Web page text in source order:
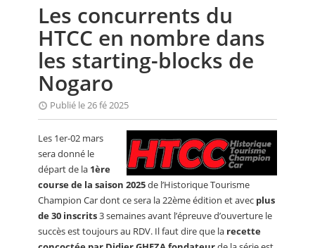
ANNUAIRES
PETITES ANNONCES
Les concurrents du
HTCC en nombre dans
les starting-blocks de
Nogaro
Publié le 26 fé 2025
Les 1er-02 mars
sera donné le
départ de la 1ère
course de la saison 2025de l’Historique Tourisme
Champion Car dont ce sera la 22ème édition et avec plus
de 30 inscrits3 semaines avant l’épreuve d’ouverture le
succès est toujours au RDV. Il faut dire que la recette